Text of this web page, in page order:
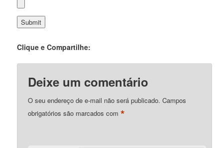
Clique e Compartilhe:
Deixe um comentário
O seu endereço de e-mail não será publicado. Campos
obrigatórios são marcados com*